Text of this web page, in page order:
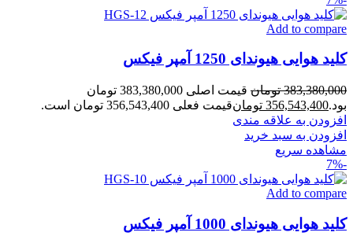
Add to compare
کلید هوایی هیوندای 1250 آمپر فیکس
383,380,000 تومان
قیمت اصلی 383,380,000 تومان
بود.356,543,400 تومانقیمت فعلی 356,543,400 تومان است.
افزودن به علاقه مندی
افزودن به سبد خرید
مشاهده سریع
-7%
Add to compare
کلید هوایی هیوندای 1000 آمپر فیکس